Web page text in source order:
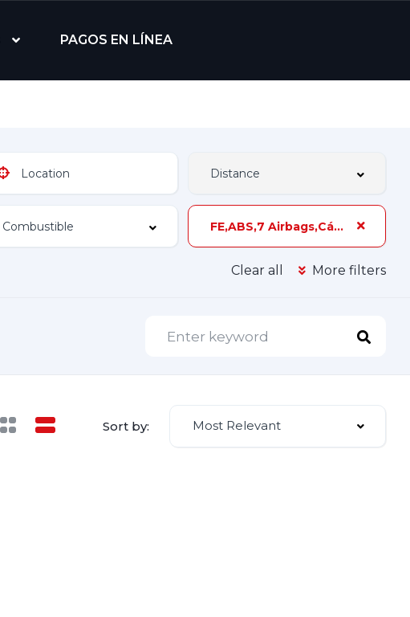
PAGOS EN LÍNEA
FE,ABS,7 Airbags,Cámara de Reversa,120 hp,3 Dueños,Z-3B
Clear all More filters
Sort by: Most Relevant